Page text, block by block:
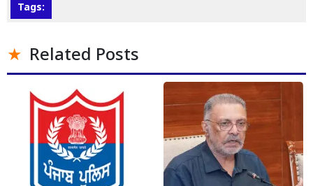
Tags:
Related Posts